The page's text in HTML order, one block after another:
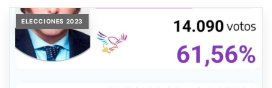
ELECCIONES 2023